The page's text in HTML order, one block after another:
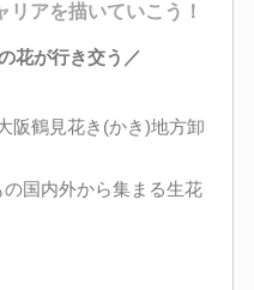
リアを描いていこう！
花が行き交う／
阪鶴見花き(かき)地方卸
国内外から集まる生花